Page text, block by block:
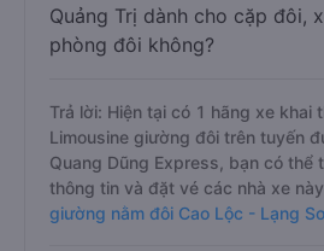
Quảng Trị dành cho cặp đôi,
phòng đôi không?
Trả lời: Hiện tại có 1 hãng xe khai
Limousine giường đôi trên tuyến
Quang Dũng Express, bạn có thể
thông tin và đặt vé các nhà xe
giường nằm đôi Cao Lộc - Lạng